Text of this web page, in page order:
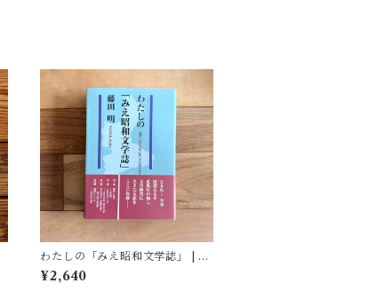
わたしの「みえ昭和文学誌」 | 藤
田 明
¥2,640